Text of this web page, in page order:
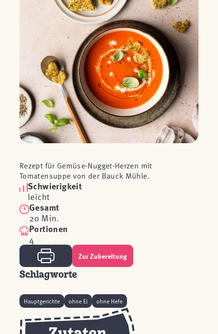
Rezept für Gemüse-Nugget-Herzen mit
Tomatensuppe von der Bauck Mühle.
Schwierigkeit
leicht
Gesamt
20 Min.
Portionen
4
Zur Zubereitung
Schlagworte
Hauptgerichte ohne Ei ohne Hefe